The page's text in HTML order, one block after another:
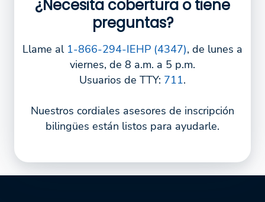
¿Necesita cobertura o tiene
preguntas?
Llame al 1-866-294-IEHP (4347), de lunes a
viernes, de 8 a.m. a 5 p.m.
Usuarios de TTY: 711.
Nuestros cordiales asesores de inscripción
bilingües están listos para ayudarle.